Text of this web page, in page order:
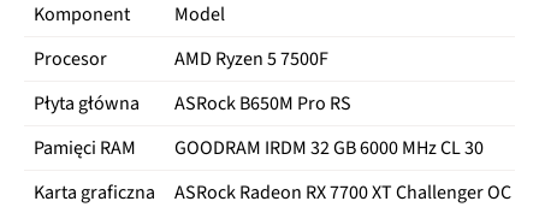
Komponent
Model
Procesor
AMD Ryzen 5 7500F
Płyta główna
ASRock B650M Pro RS
Pamięci RAM
GOODRAM IRDM 32 GB 6000 MHz CL 30
Karta graficzna
ASRock Radeon RX 7700 XT Challenger OC 12